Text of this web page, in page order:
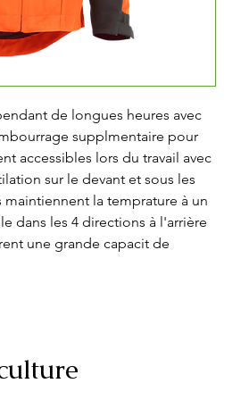
de longues heures avec
supplmentaire pour
accessibles lors du travail avec
sur le devant et sous les
la temprature à un
dans les 4 directions à l'arrière
une grande capacit de